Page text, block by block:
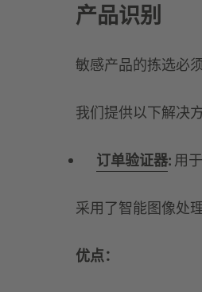
产品识别
敏感产品的拣选必
我们提供以下解决
订单验证器:用
采用了智能图像处
优点：